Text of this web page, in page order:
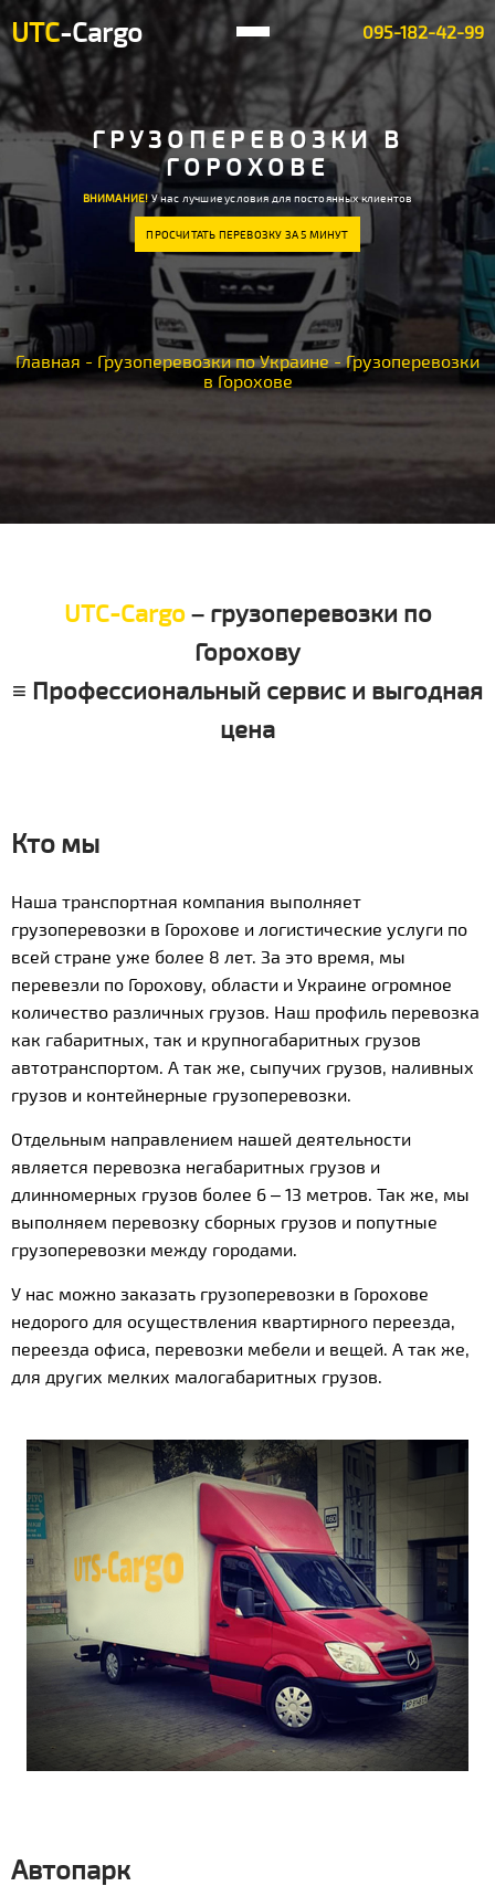
UTC-Cargo 095-182-42-99
ГРУЗОПЕРЕВОЗКИ В
ГОРОХОВЕ
ВНИМАНИЕ!У нас лучшие условия для постоянных клиентов
ПРОСЧИТАТЬ ПЕРЕВОЗКУ ЗА 5 МИНУТ
Главная - Грузоперевозки по Украине -Грузоперевозки
в Горохове
UTC-Cargo– грузоперевозки по
Горохову
≡ Профессиональный сервис и выгодная
цена
Кто мы
Наша транспортная компания выполняет
грузоперевозки в Горохове и логистические услуги по
всей стране уже более 8 лет. За это время, мы
перевезли по Горохову, области и Украине огромное
количество различных грузов. Наш профиль перевозка
как габаритных, так и крупногабаритных грузов
автотранспортом. А так же, сыпучих грузов, наливных
грузов и контейнерные грузоперевозки.
Отдельным направлением нашей деятельности
является перевозка негабаритных грузов и
длинномерных грузов более 6 – 13 метров. Так же, мы
выполняем перевозку сборных грузов и попутные
грузоперевозки между городами.
У нас можно заказать грузоперевозки в Горохове
недорого для осуществления квартирного переезда,
переезда офиса, перевозки мебели и вещей. А так же,
для других мелких малогабаритных грузов.
Автопарк